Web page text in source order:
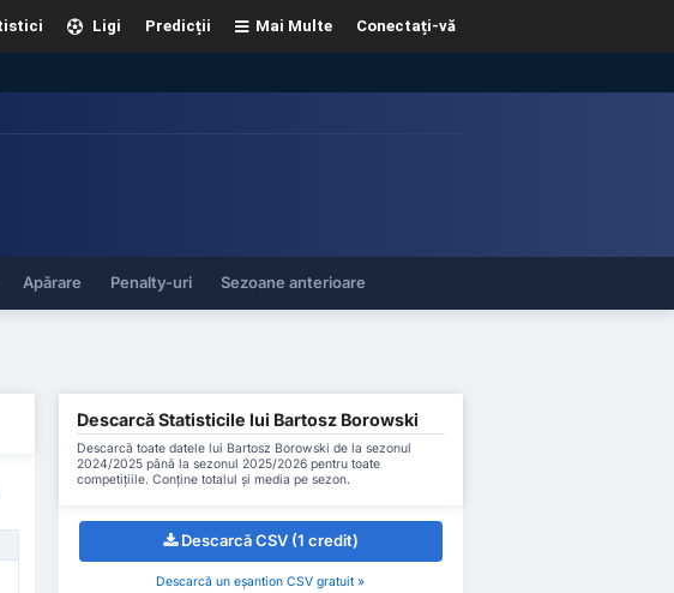
Conectați-vă
Mai Multe
Predicții
Ligi
Apărare Penalty-uri Sezoane anterioare
Descarcă Statisticile lui Bartosz Borowski
Descarcă toate datele lui Bartosz Borowski de la sezonul
2024/2025 până la sezonul 2025/2026 pentru toate
competițiile. Conține totalul și media pe sezon.
Descarcă CSV (1 credit)
Descarcă un eșantion CSV gratuit »